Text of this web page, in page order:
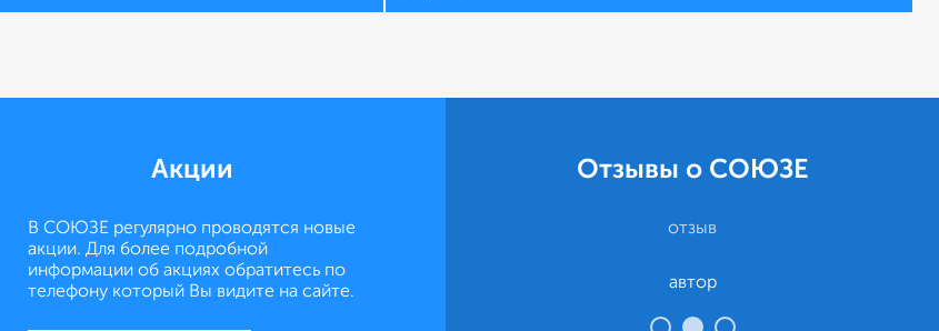
Акции
В СОЮЗЕ регулярно проводятся новые
акции. Для более подробной
информации об акциях обратитесь по
телефону который Вы видите на сайте.
Отзывы о СОЮЗЕ
отзыв отзыв
автор